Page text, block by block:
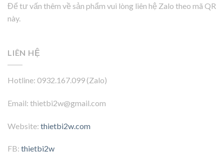
Để tư vấn thêm về sản phẩm vui lòng liên hệ Zalo theo mã QR
này.
LIÊN HỆ
Hotline: 0932.167.099 (Zalo)
Email: thietbi2w@gmail.com
Website: thietbi2w.com
FB: thietbi2w